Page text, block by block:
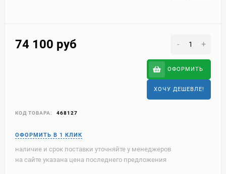
74 100 руб - +
ОФОРМИТЬ
ХОЧУ ДЕШЕВЛЕ!
КОД ТОВАРА: 468127
наличие и срок поставки уточняйте у менеджеров
на сайте указана цена последнего предложения